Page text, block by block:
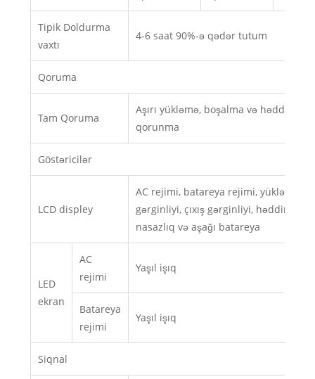
Tipik Doldurma
vaxtı
4-6 saat 90%-ə qədər tutum
Qoruma
Tam Qoruma
Aşırı yükləmə, boşalma və
qorunma
Göstəricilər
LCD displey
AC rejimi, batareya rejimi, yükləmə
gərginliyi, çıxış gərginliyi, həddindən
nasazlıq və aşağı batareya
LED
ekran
AC
rejimi
Yaşıl işıq
Batareya
rejimi
Yaşıl işıq
Siqnal